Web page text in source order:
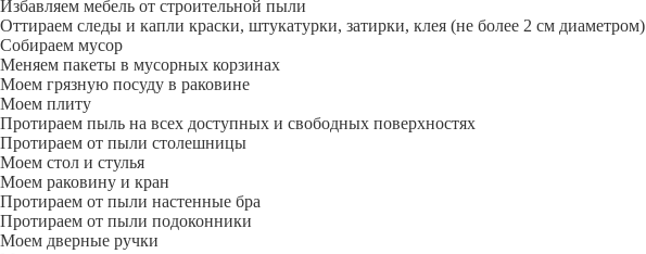
Избавляем мебель от строительной пыли
Оттираем следы и капли краски, штукатурки, затирки, клея (не более 2 см диаметром)
Собираем мусор
Меняем пакеты в мусорных корзинах
Моем грязную посуду в раковине
Моем плиту
Протираем пыль на всех доступных и свободных поверхностях
Протираем от пыли столешницы
Моем стол и стулья
Моем раковину и кран
Протираем от пыли настенные бра
Протираем от пыли подоконники
Моем дверные ручки